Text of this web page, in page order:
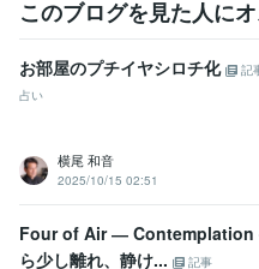
このブログを見た人に
お部屋のプチイヤシロチ化
記
占い
横尾 和音
2025/10/15 02:51
Four of Air ― Contemplation
ら少し離れ、静け...
記事